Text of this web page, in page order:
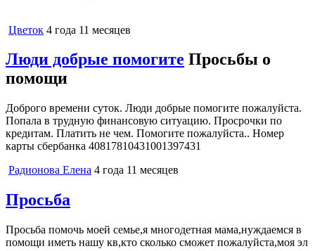
Цветок 4 года 11 месяцев
Люди добрые помогите Просьбы о
помощи
Доброго времени суток. Люди добрые помогите пожалуйста.
Попала в трудную финансовую ситуацию. Просрочки по
кредитам. Платить не чем. Помогите пожалуйста.. Номер
карты сбербанка 40817810431001397431
Радионова Елена 4 года 11 месяцев
Просьба
Просьба помочь моей семье,я многодетная мама,нуждаемся в
помощи иметь нашу кв,кто сколько сможет пожалуйста,моя эл